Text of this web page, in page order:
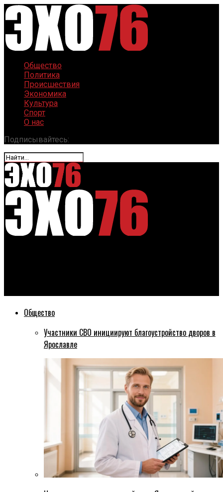
Общество
Политика
Происшествия
Экономика
Культура
Спорт
О нас
Подписывайтесь:
Общество
Участники СВО инициируют благоустройство дворов в
Ярославле